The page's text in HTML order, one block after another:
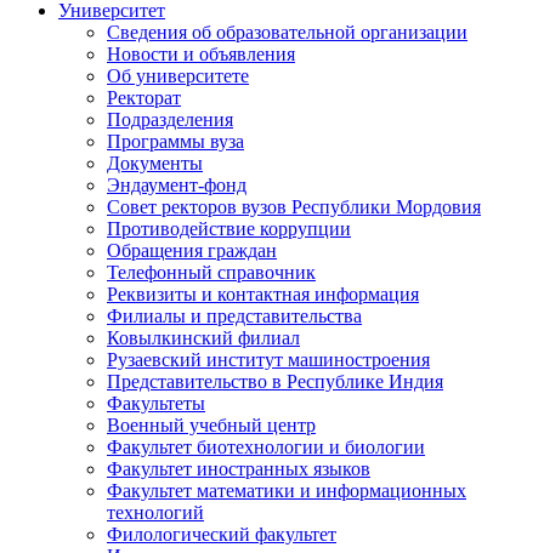
Университет
Сведения об образовательной организации
Новости и объявления
Об университете
Ректорат
Подразделения
Программы вуза
Документы
Эндаумент-фонд
Совет ректоров вузов Республики Мордовия
Противодействие коррупции
Обращения граждан
Телефонный справочник
Реквизиты и контактная информация
Филиалы и представительства
Ковылкинский филиал
Рузаевский институт машиностроения
Представительство в Республике Индия
Факультеты
Военный учебный центр
Факультет биотехнологии и биологии
Факультет иностранных языков
Факультет математики и информационных
технологий
Филологический факультет